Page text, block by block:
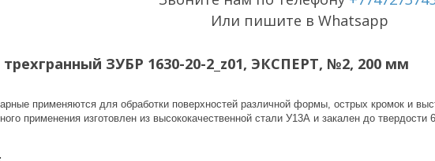
Или пишите в Whatsapp
ЗУБР 1630-20-2_z01, ЭКСПЕРТ, №2, 200 мм
применяются для обработки поверхностей различной формы, острых кромок и
применения изготовлен из высококачественной стали У13А и закален до твердости